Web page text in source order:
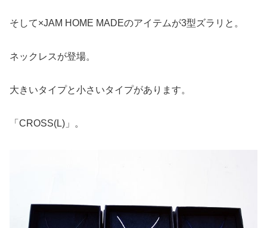
そして×JAM HOME MADEのアイテムが3型ズラリと。
ネックレスが登場。
大きいタイプと小さいタイプがあります。
「CROSS(L)」。